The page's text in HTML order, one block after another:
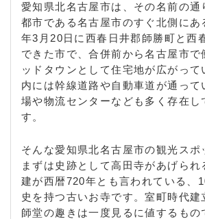
愛知県北名古屋市は、その名前の通
都市である名古屋市のすぐ北側にあ
年3月20日に西春日井郡師勝町と西
できた市で、合併前から名古屋市で
ッドタウンとして住宅地が広がって
内には幹線道路や自動車道が通って
場や物流センターなども多く存在し
す。
そんな愛知県北名古屋市の観光スポ
まずは史跡として高田寺があげられ
建が西暦720年とも言われている、
史を持つ古いお寺です。室町時代建
師堂の趣きは一度見るに値するもの